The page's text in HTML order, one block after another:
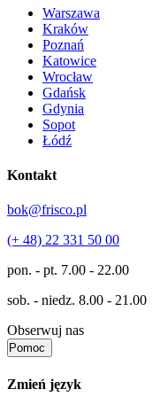
Warszawa
Kraków
Poznań
Katowice
Wrocław
Gdańsk
Gdynia
Sopot
Łódź
Kontakt
bok@frisco.pl
(+ 48) 22 331 50 00
pon. - pt. 7.00 - 22.00
sob. - niedz. 8.00 - 21.00
Obserwuj nas
Pomoc
Zmień język